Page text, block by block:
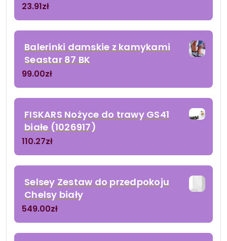
23.91zł
Balerinki damskie z kamykami
Seastar 87 BK
99.00zł
FISKARS Nożyce do trawy GS41
białe (1026917)
110.27zł
Selsey Zestaw do przedpokoju
Chelsy biały
549.00zł